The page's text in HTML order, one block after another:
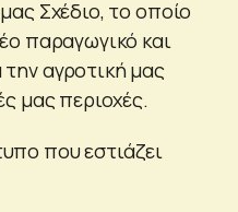
Σχέδιο, το οποίο
παραγωγικό και
αγροτική μας
μας περιοχές.
που εστιάζει